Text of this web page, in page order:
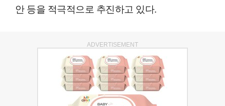
안 등을 적극적으로 추진하고 있다.
ADVERTISEMENT